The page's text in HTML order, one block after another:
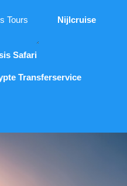
Tours Nijlcruise
Safari
Transferservice